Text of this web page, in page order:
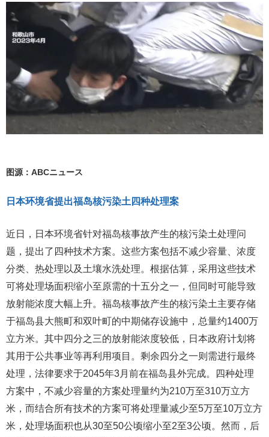
图源：ABCニュース
日本环境省提出福岛核污染土四种处理案
近日，日本环境省针对福岛核事故产生的核污染土处理问
题，提出了四种技术方案。这些方案包括不减少容量、浓度
分类、热处理以及土壤水洗处理。根据估算，采用这些技术
可将处理场面积缩小至原需的十五分之一，但同时可能导致
放射能浓度大幅上升。福岛核事故产生的核污染土主要存储
于福岛县大熊町和双叶町的中期储存设施中，总量约1400万
立方米。其中四分之三的放射能浓度较低，日本政府计划将
其用于公共事业等再利用项目。剩余四分之一则需进行最终
处理，法律要求于2045年3月前在福岛县外完成。四种处理
方案中，不减少容量的方案处理量约为210万至310万立方
米，而结合所有技术的方案可将处理量减少至5万至10万立方
米，处理场面积也从30至50公顷缩小至2至3公顷。然而，后